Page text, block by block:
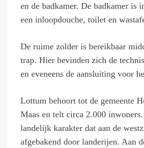
en de badkamer. De badkamer is
een inloopdouche, toilet en
De ruime zolder is bereikbaar
trap. Hier bevinden zich de
en eveneens de aansluiting voor
Lottum behoort tot de gemeente
Maas en telt circa 2.000
landelijk karakter dat aan de
afgebakend door landerijen. Aan